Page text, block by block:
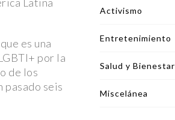
es una
por la
de los
pasado seis
Activismo
Entretenimiento
Salud y Bienestar
Miscelánea